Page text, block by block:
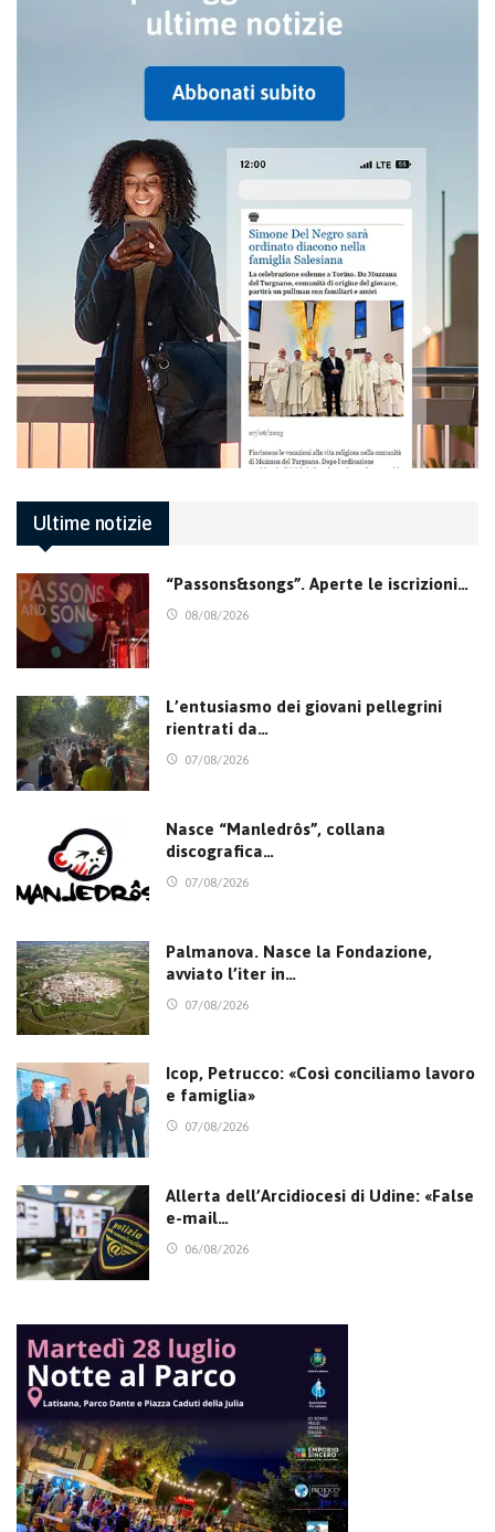
Ultime notizie
“Passons&songs”. Aperte le iscrizioni…
08/08/2026
L’entusiasmo dei giovani pellegrini
rientrati da…
07/08/2026
Nasce “Manledrôs”, collana
discografica…
07/08/2026
Palmanova. Nasce la Fondazione,
avviato l’iter in…
07/08/2026
Icop, Petrucco: «Così conciliamo lavoro
e famiglia»
07/08/2026
Allerta dell’Arcidiocesi di Udine: «False
e-mail…
06/08/2026